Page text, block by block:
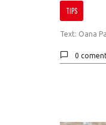
TIPS
Text: Oana
0